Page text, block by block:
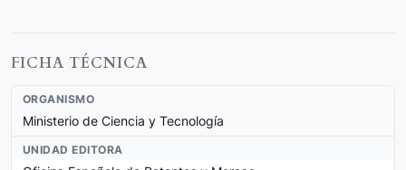
FICHA TÉCNICA
ORGANISMO
Ministerio de Ciencia y Tecnología
UNIDAD EDITORA